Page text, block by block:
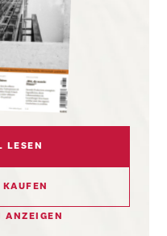
LESEN
ANZEIGEN